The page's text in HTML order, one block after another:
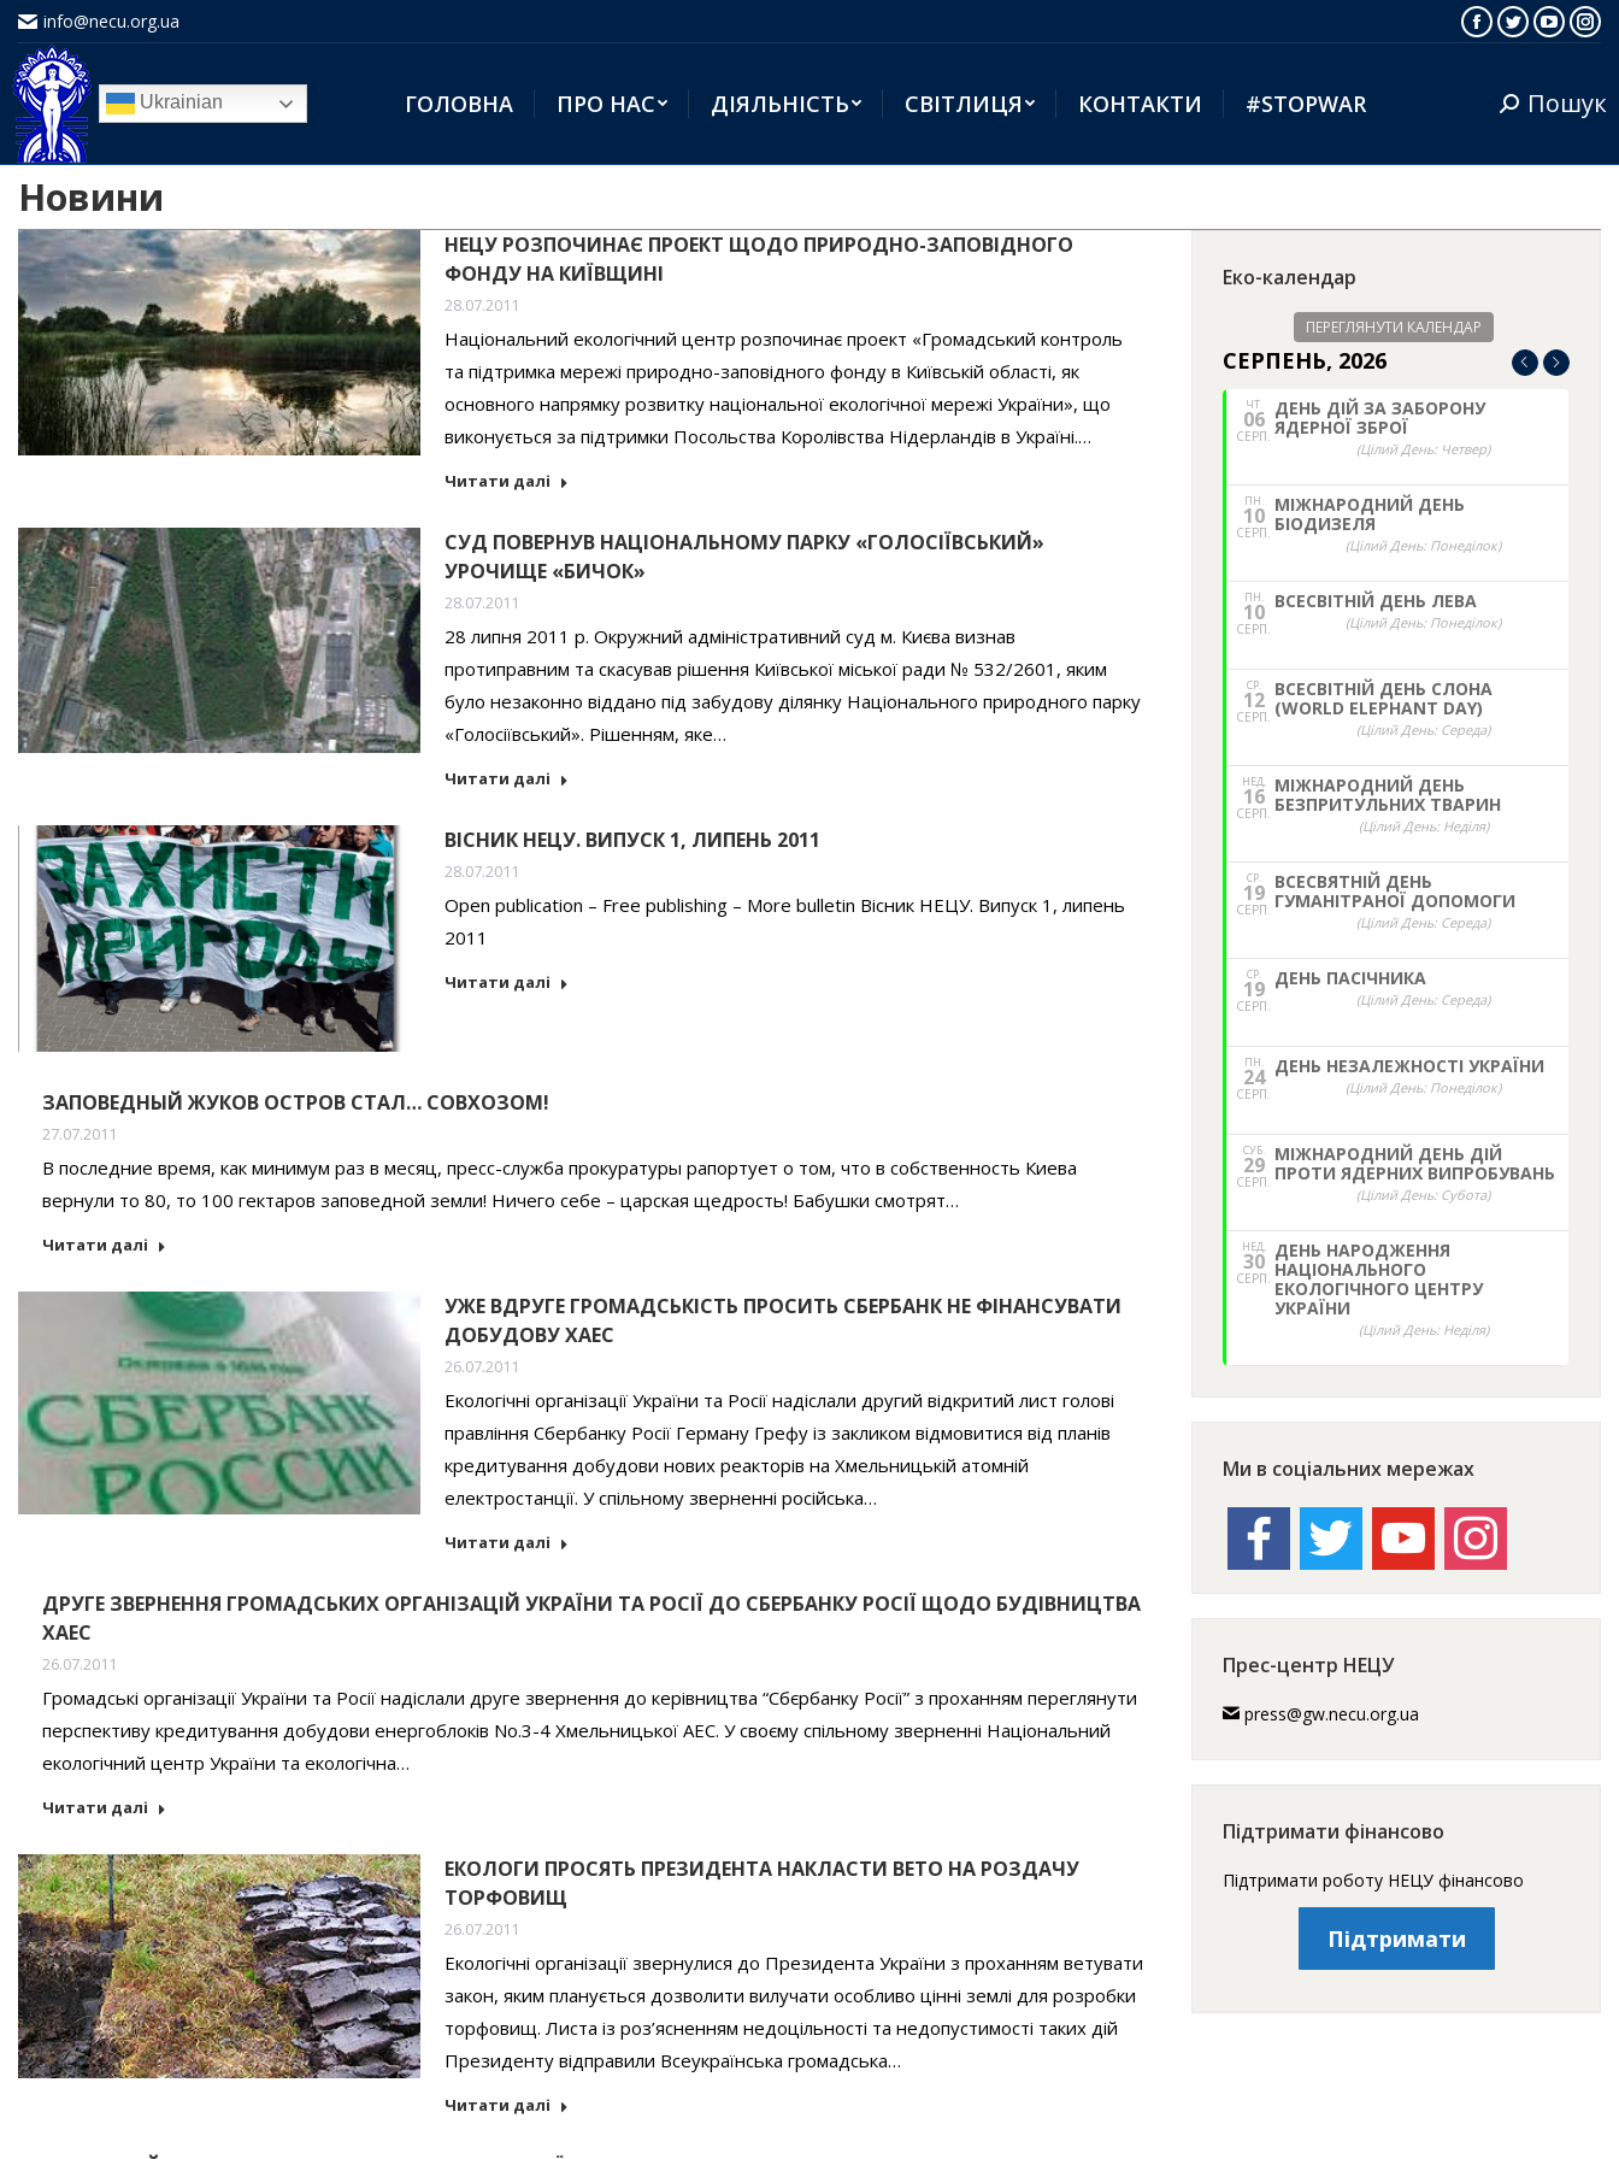
info@necu.org.ua
Facebook
Twitter
Ukrainian ГОЛОВНА ПРО НАС ДІЯЛЬНІСТЬ СВІТЛИЦЯ КОНТАКТИ #STOPWAR Search:Пошук
Новини
НЕЦУ РОЗПОЧИНАЄ ПРОЕКТ ЩОДО ПРИРОДНО-ЗАПОВІДНОГО
ФОНДУ НА КИЇВЩИНІ
28.07.2011
Національний екологічний центр розпочинає проект «Громадський контроль
та підтримка мережі природно-заповідного фонду в Київській області, як
основного напрямку розвитку національної екологічної мережі України», що
виконується за підтримки Посольства Королівства Нідерландів в Україні.…
Читати далі
СУД ПОВЕРНУВ НАЦІОНАЛЬНОМУ ПАРКУ «ГОЛОСІЇВСЬКИЙ»
УРОЧИЩЕ «БИЧОК»
28.07.2011
28 липня 2011 р. Окружний адміністративний суд м. Києва визнав
протиправним та скасував рішення Київської міської ради № 532/2601, яким
було незаконно віддано під забудову ділянку Національного природного парку
«Голосіївський». Рішенням, яке…
Читати далі
ВІСНИК НЕЦУ. ВИПУСК 1, ЛИПЕНЬ 2011
28.07.2011
Open publication – Free publishing – More bulletin Вісник НЕЦУ. Випуск 1, липень
2011
Читати далі
ЗАПОВЕДНЫЙ ЖУКОВ ОСТРОВ СТАЛ… СОВХОЗОМ!
27.07.2011
В последние время, как минимум раз в месяц, пресс-служба прокуратуры рапортует о том, что в собственность Киева
вернули то 80, то 100 гектаров заповедной земли! Ничего себе – царская щедрость! Бабушки смотрят…
Читати далі
УЖЕ ВДРУГЕ ГРОМАДСЬКІСТЬ ПРОСИТЬ СБЕРБАНК НЕ ФІНАНСУВАТИ
ДОБУДОВУ ХАЕС
26.07.2011
Екологічні організації України та Росії надіслали другий відкритий лист голові
правління Сбербанку Росії Герману Грефу із закликом відмовитися від планів
кредитування добудови нових реакторів на Хмельницькій атомній
електростанції. У спільному зверненні російська…
Читати далі
ДРУГЕ ЗВЕРНЕННЯ ГРОМАДСЬКИХ ОРГАНІЗАЦІЙ УКРАЇНИ ТА РОСІЇ ДО СБЕРБАНКУ РОСІЇ ЩОДО БУДІВНИЦТВА
ХАЕС
26.07.2011
Громадські організації України та Росії надіслали друге звернення до керівництва “Сбєрбанку Росії” з проханням переглянути
перспективу кредитування добудови енергоблоків No.3-4 Хмельницької АЕС. У своєму спільному зверненні Національний
екологічний центр України та екологічна…
Читати далі
ЕКОЛОГИ ПРОСЯТЬ ПРЕЗИДЕНТА НАКЛАСТИ ВЕТО НА РОЗДАЧУ
ТОРФОВИЩ
26.07.2011
Екологічні організації звернулися до Президента України з проханням ветувати
закон, яким планується дозволити вилучати особливо цінні землі для розробки
торфовищ. Листа із роз’ясненням недоцільності та недопустимості таких дій
Президенту відправили Всеукраїнська громадська…
Читати далі
Еко-календар
ПЕРЕГЛЯНУТИ КАЛЕНДАР
СЕРПЕНЬ, 2026
ЧТ.
06
СЕРП.
ДЕНЬ ДІЙ ЗА ЗАБОРОНУ
ЯДЕРНОЇ ЗБРОЇ
(Цілий День: Четвер)
ПН.
10
СЕРП.
МІЖНАРОДНИЙ ДЕНЬ
БІОДИЗЕЛЯ
(Цілий День: Понеділок)
ПН.
10
СЕРП.
ВСЕСВІТНІЙ ДЕНЬ ЛЕВА
(Цілий День: Понеділок)
СР.
12
СЕРП.
ВСЕСВІТНІЙ ДЕНЬ СЛОНА
(WORLD ELEPHANT DAY)
(Цілий День: Середа)
НЕД,
16
СЕРП.
МІЖНАРОДНИЙ ДЕНЬ
БЕЗПРИТУЛЬНИХ ТВАРИН
(Цілий День: Неділя)
СР.
19
СЕРП.
ВСЕСВЯТНІЙ ДЕНЬ
ГУМАНІТРАНОЇ ДОПОМОГИ
(Цілий День: Середа)
СР.
19
СЕРП.
ДЕНЬ ПАСІЧНИКА
(Цілий День: Середа)
ПН.
24
СЕРП.
ДЕНЬ НЕЗАЛЕЖНОСТІ УКРАЇНИ
(Цілий День: Понеділок)
СУБ.
29
СЕРП.
МІЖНАРОДНИЙ ДЕНЬ ДІЙ
ПРОТИ ЯДЕРНИХ ВИПРОБУВАНЬ
(Цілий День: Субота)
НЕД,
30
СЕРП.
ДЕНЬ НАРОДЖЕННЯ
НАЦІОНАЛЬНОГО
ЕКОЛОГІЧНОГО ЦЕНТРУ
УКРАЇНИ
(Цілий День: Неділя)
Ми в соціальних мережах
facebook twitter youtube instagram
Прес-центр НЕЦУ
press@gw.necu.org.ua
Підтримати фінансово
Підтримати роботу НЕЦУ фінансово
Підтримати